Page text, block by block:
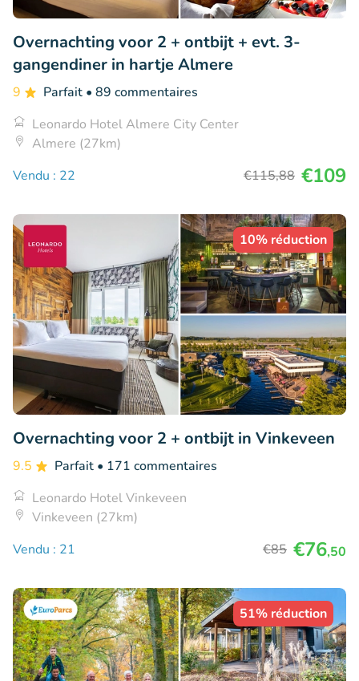
Overnachting voor 2 + ontbijt + evt. 3-
gangendiner in hartje Almere
9 Parfait • 89 commentaires
Leonardo Hotel Almere City Center
Almere (27km)
Vendu : 22
€115,88 €109
10% réduction
Overnachting voor 2 + ontbijt in Vinkeveen
9.5 Parfait • 171 commentaires
Leonardo Hotel Vinkeveen
Vinkeveen (27km)
Vendu : 21
€85 €76,50
51% réduction